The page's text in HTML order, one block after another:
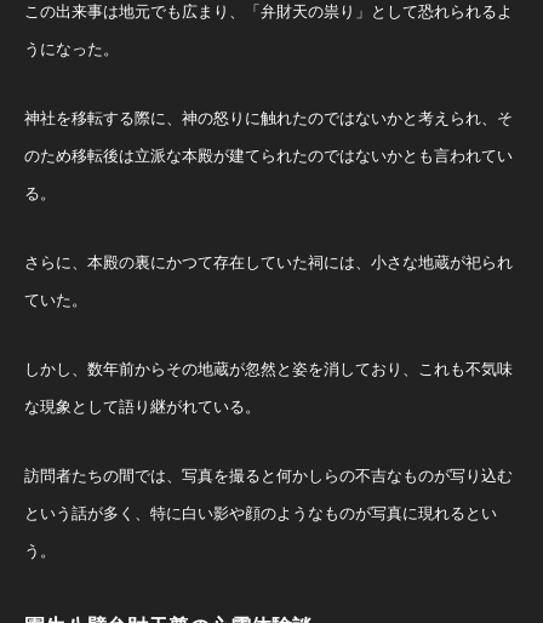
この出来事は地元でも広まり、「弁財天の祟り」として恐れられるよ
うになった。
神社を移転する際に、神の怒りに触れたのではないかと考えられ、そ
のため移転後は立派な本殿が建てられたのではないかとも言われてい
る。
さらに、本殿の裏にかつて存在していた祠には、小さな地蔵が祀られ
ていた。
しかし、数年前からその地蔵が忽然と姿を消しており、これも不気味
な現象として語り継がれている。
訪問者たちの間では、写真を撮ると何かしらの不吉なものが写り込む
という話が多く、特に白い影や顔のようなものが写真に現れるとい
う。